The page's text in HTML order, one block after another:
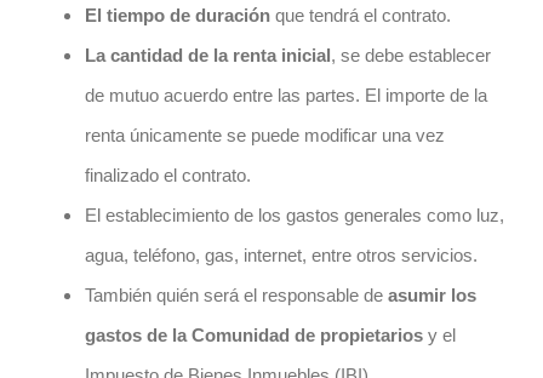
El tiempo de duración que tendrá el contrato.
La cantidad de la renta inicial, se debe establecer
de mutuo acuerdo entre las partes. El importe de la
renta únicamente se puede modificar una vez
finalizado el contrato.
El establecimiento de los gastos generales como luz,
agua, teléfono, gas, internet, entre otros servicios.
También quién será el responsable de asumir los
gastos de la Comunidad de propietariosy el